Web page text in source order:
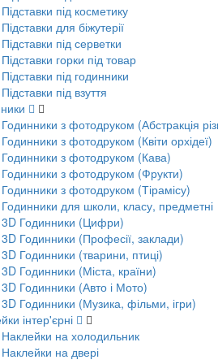
Підставки під косметику
Підставки для біжутерії
Підставки під серветки
Підставки горки під товар
Підставки під годинники
Підставки під взуття
Годинники з фотодруком (Абстракція
Годинники з фотодруком (Квіти орхідеї)
Годинники з фотодруком (Кава)
Годинники з фотодруком (Фрукти)
Годинники з фотодруком (Тірамісу)
Годинники для школи, класу, предметні
3D Годинники (Цифри)
3D Годинники (Професії, заклади)
3D Годинники (тварини, птиці)
3D Годинники (Міста, країни)
3D Годинники (Авто і Мото)
3D Годинники (Музика, фільми, ігри)
інтер'єрні
Наклейки на холодильник
Наклейки на двері